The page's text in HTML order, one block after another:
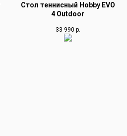
Стол теннисный Hobby EVO
4 Outdoor
33 990 р.